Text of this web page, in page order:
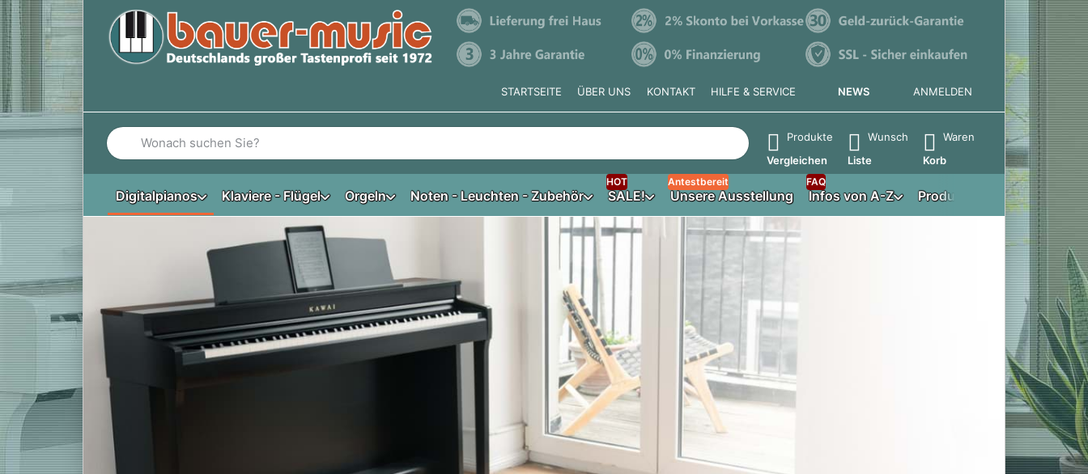
STARTSEITE ÜBER UNS KONTAKT HILFE & SERVICE NEWS ANMELDEN
Geben Sie einen Suchbegriff ein. Während Sie tippen, erscheinen automatisch erste Ergebnisse. Drücken Sie die Eingabetaste, um alle Ergebnisse aufzurufen.
Produkte
Vergleichen
Wunsch
Liste
Waren
Korb
Digitalpianos Klaviere - Flügel Orgeln Noten - Leuchten - Zubehör SALE!
HOT
Unsere Ausstellung
Antestbereit
Infos von A-Z
FAQ
Produktberater